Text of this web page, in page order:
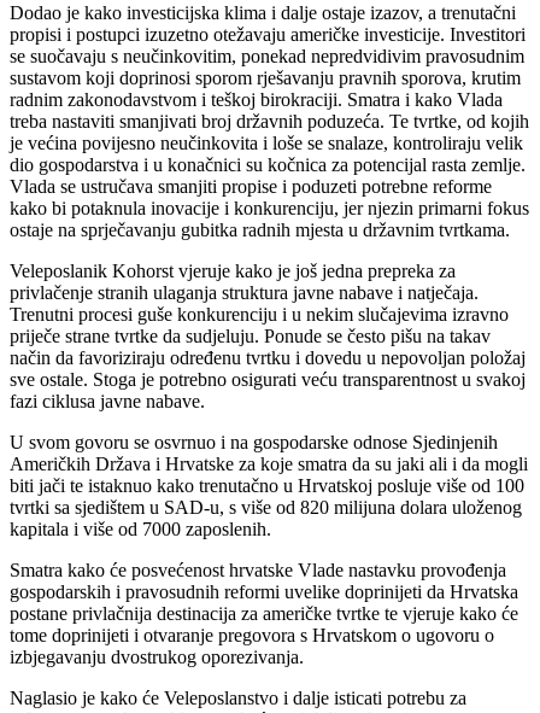
Dodao je kako investicijska klima i dalje ostaje izazov, a trenutačni
propisi i postupci izuzetno otežavaju američke investicije. Investitori
se suočavaju s neučinkovitim, ponekad nepredvidivim pravosudnim
sustavom koji doprinosi sporom rješavanju pravnih sporova, krutim
radnim zakonodavstvom i teškoj birokraciji. Smatra i kako Vlada
treba nastaviti smanjivati ​​broj državnih poduzeća. Te tvrtke, od kojih
je većina povijesno neučinkovita i loše se snalaze, kontroliraju velik
dio gospodarstva i u konačnici su kočnica za potencijal rasta zemlje.
Vlada se ustručava smanjiti propise i poduzeti potrebne reforme
kako bi potaknula inovacije i konkurenciju, jer njezin primarni fokus
ostaje na sprječavanju gubitka radnih mjesta u državnim tvrtkama.
Veleposlanik Kohorst vjeruje kako je još jedna prepreka za
privlačenje stranih ulaganja struktura javne nabave i natječaja.
Trenutni procesi guše konkurenciju i u nekim slučajevima izravno
priječe strane tvrtke da sudjeluju. Ponude se često pišu na takav
način da favoriziraju određenu tvrtku i dovedu u nepovoljan položaj
sve ostale. Stoga je potrebno osigurati veću transparentnost u svakoj
fazi ciklusa javne nabave.
U svom govoru se osvrnuo i na gospodarske odnose Sjedinjenih
Američkih Država i Hrvatske za koje smatra da su jaki ali i da mogli
biti jači te istaknuo kako trenutačno u Hrvatskoj posluje više od 100
tvrtki sa sjedištem u SAD-u, s više od 820 milijuna dolara uloženog
kapitala i više od 7000 zaposlenih.
Smatra kako će posvećenost hrvatske Vlade nastavku provođenja
gospodarskih i pravosudnih reformi uvelike doprinijeti da Hrvatska
postane privlačnija destinacija za američke tvrtke te vjeruje kako će
tome doprinijeti i otvaranje pregovora s Hrvatskom o ugovoru o
izbjegavanju dvostrukog oporezivanja.
Naglasio je kako će Veleposlanstvo i dalje isticati potrebu za